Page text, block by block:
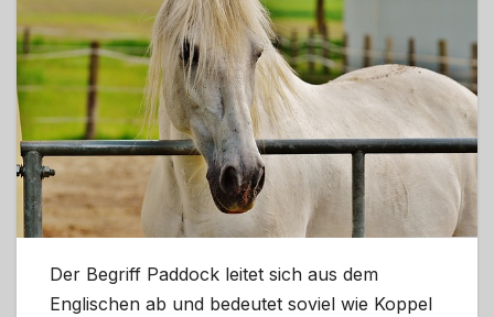
Der Begriff Paddock leitet sich aus dem
Englischen ab und bedeutet soviel wie Koppel